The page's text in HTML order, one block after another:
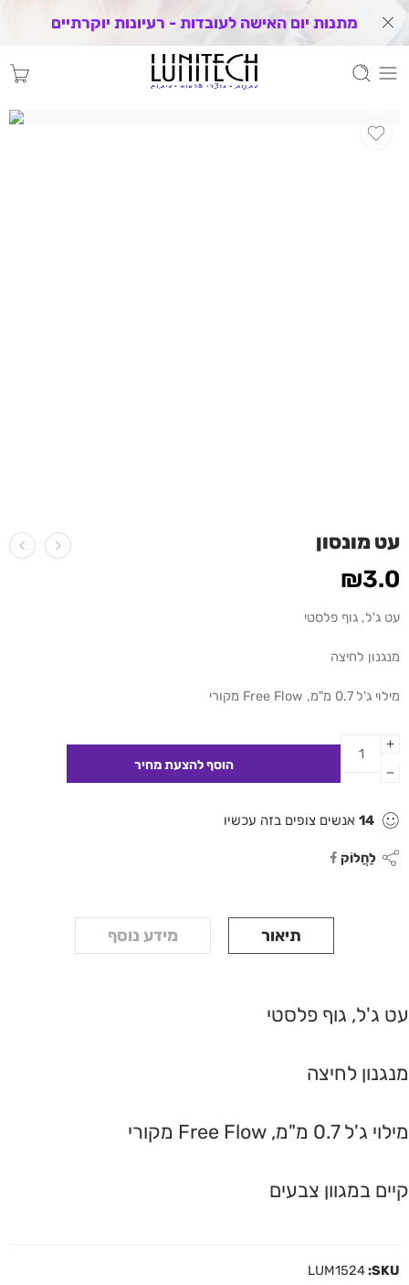
מתנות יום האישה לעובדות - רעיונות יוקרתיים
עט מונסון
₪3.0
עט ג'ל, גוף פלסטי
מנגנון לחיצה
מילוי ג'ל 0.7 מ"מ, Free Flow מקורי
14 אנשים צופים בזה עכשיו
לַחֲלוֹק
תיאור מידע נוסף
עט ג'ל, גוף פלסטי
מנגנון לחיצה
מילוי ג'ל 0.7 מ"מ, Free Flow מקורי
קיים במגוון צבעים
SKU:
LUM1524